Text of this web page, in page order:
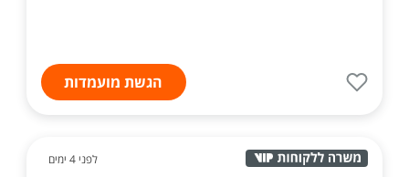
הגשת מועמדות
לפני 4 ימים